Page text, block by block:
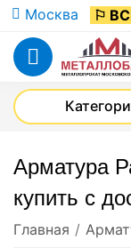
Москва ⚐
Арматура
купить с
Главная /